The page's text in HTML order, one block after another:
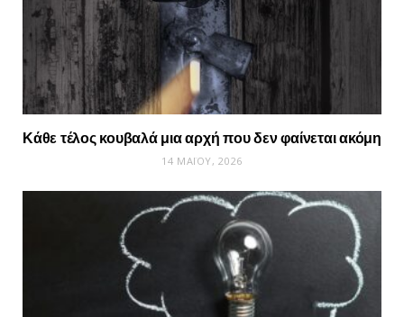
Κάθε τέλος κουβαλά μια αρχή που δεν φαίνεται ακόμη
14 ΜΑΪ́ΟΥ, 2026